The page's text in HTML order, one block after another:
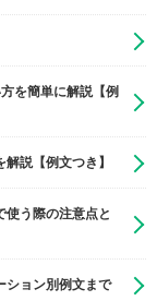
を簡単に解説【例
説【例文つき】
使う際の注意点と
ション別例文まで